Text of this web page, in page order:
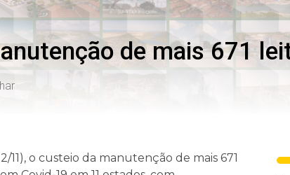
de mais 671
o custeio da manutenção de mais 671